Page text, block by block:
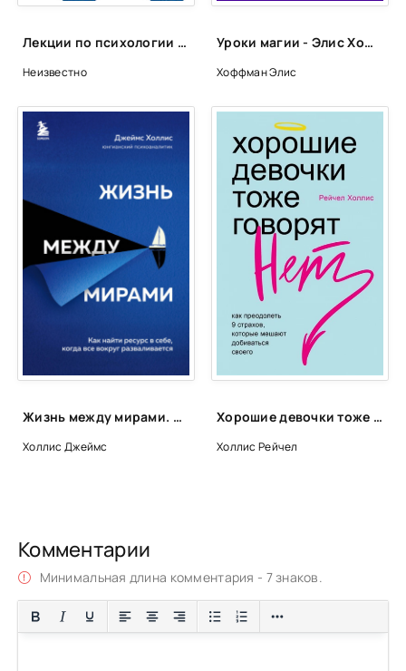
Лекции по психологии (Лекторий ВШЭ)
Неизвестно
Уроки магии - Элис Хоффман
Хоффман Элис
Жизнь между мирами. Как найти ресурс в себе, когда всё вокруг разваливается - Джеймс Холлис
Холлис Джеймс
Хорошие девочки тоже говорят «нет». Как преодолеть 9 страхов, которые мешают добиваться своего - Рейчел Холлис
Холлис Рейчел
Комментарии
Минимальная длина комментария - 7 знаков.